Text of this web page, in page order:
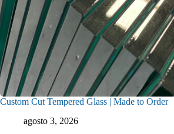
Custom Cut Tempered Glass | Made to Order
agosto 3, 2026